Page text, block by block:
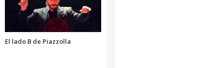
El lado B de Piazzolla